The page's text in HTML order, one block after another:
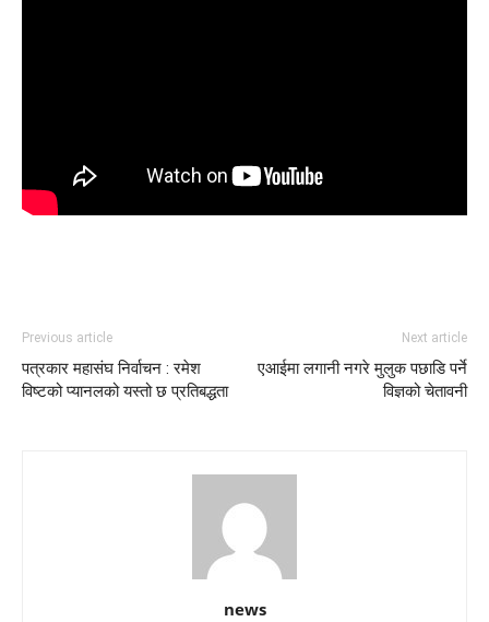
Previous article
पत्रकार महासंघ निर्वाचन : रमेश
विष्टको प्यानलको यस्तो छ प्रतिबद्धता
Next article
एआईमा लगानी नगरे मुलुक पछाडि पर्ने
विज्ञको चेतावनी
news